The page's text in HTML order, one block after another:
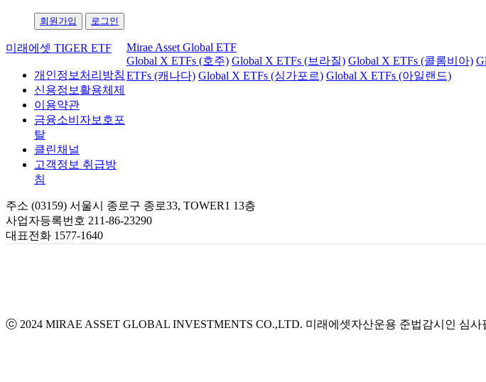
회원가입 로그인
미래에셋 TIGER ETF
개인정보처리방침
신용정보활용체제
이용약관
금융소비자보호포
탈
클린채널
고객정보 취급방
침
Mirae Asset Global ETF
Global X ETFs (호주) Global X ETFs (브라질) Global X ETFs (콜롬비아)
ETFs (캐나다) Global X ETFs (싱가포르) Global X ETFs (아일랜드)
주소 (03159) 서울시 종로구 종로33, TOWER1 13층
사업자등록번호 211-86-23290
대표전화 1577-1640
ⓒ 2024 MIRAE ASSET GLOBAL INVESTMENTS CO.,LTD. 미래에셋자산운용 준법감시인 심사